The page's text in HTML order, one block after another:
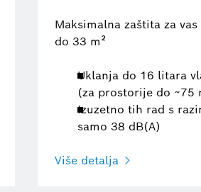
Maksimalna zaštita za
do 33 m²
Uklanja do 16 litara
(za prostorije do ~75
Izuzetno tih rad s
samo 38 dB(A)
Više detalja